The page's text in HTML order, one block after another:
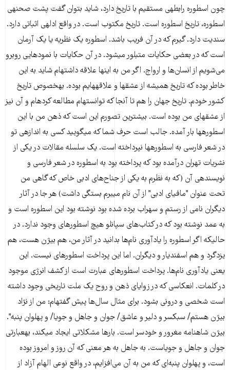
چون اسطوره رابطه​ی مستقیم با تاریخ دارد، شاید بتوان گفت پشت صحنه​ی
اسطوره، تاریخ اسطوره است. تاریخ مکتوب است. در واقع ادله​ی اثباتی دارد.
سندیت دارد. گیرم که در آن فریب باشد. اسطوره یک نظریه یا یک آرمان
است که در بعضی حکایات متبلور می​شود. در آن حکایات با نمودهایی روبرو
می‌شویم از انسان‌ها و ارواج. اگر من به این​ها علاقه داشته​ام شاید به این
خاطر بوده که تاریخ همیشه از عشق​ها و علاقه​هایم بوده. به​خصوص تاریخ
کشور خودم. تاریخ جهان را هم تا آنجا که توانسته​ام مطالعه کرده​ام و آن نیز
از عشق​های من بوده است. بیشترین تصورم این است که ذهن من با این
اسطوره​ها بار آمده. جالب است حرف شما که می​گویید کسی به اندازه​ی تو
در شعر فارسی به اسطوره​ها نپرداخته است. یک سلسله مقالات در یکی از
نشریات تهران درآمده بود که پرداخته بود به اسطوره در شعر فارسی و
نویسنده​ی آن (که به نظرم به یکی از جناح‌های ادبی خاص که گاهی من
تحت عنوان "مافیای ادبی" از آن نام می​برم بستگی داشت) هر جا در آثار
دیگران نامی از رستم و سهراب برده شده بود نوشته بود این اسطوره است و
به عمد نوشته بود که در کتاب‌های سپانلو هیچ اسطوره​ای وجود ندارد. در
حالیکه اگر اسطوره را یادآوری نام‌ها بدانید در آثار من، هم بیژن هست، هم
یزدگرد و هم اسفندیار و دیگران. اما این پرداخت اسطوره​ای نیست. این
یعنی یادآوری نام‌ها. پرداخت اسطوره​ای عبارت است از کشف انرژی موجود
در کلمات. انعکاسی که در زوایای ذهن و روح یک ملت تاریخی وجود داشته
است شخصی و درونی بشود. برای مثال سال‌ها پیش گفته​ام: من از نژاد
بیژن هستم/ سبکسر و دلیر و عاشق/ جوان و جاهل و جویا/ و پهلوان پنبه".
بیژن شاهنامه مغرور و خودسر است. بارها مشکلاتی ایجاد می​کند، به​عبارتی
جوان و جاهل و جویاست. به جاهل به هر معنی که آن روز و امروز بوده
است، و پهلوان پنبه‌ای که من به آن می‌افزایم، در واقع نوعی الهام آزاد از